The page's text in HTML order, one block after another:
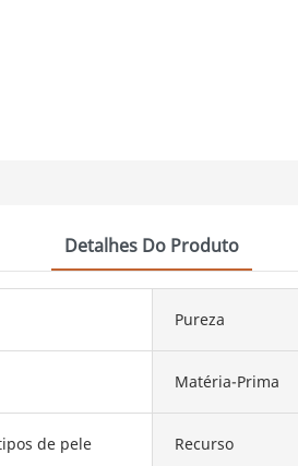
Detalhes Do Produto
Pureza
Matéria-Prima
de pele Recurso